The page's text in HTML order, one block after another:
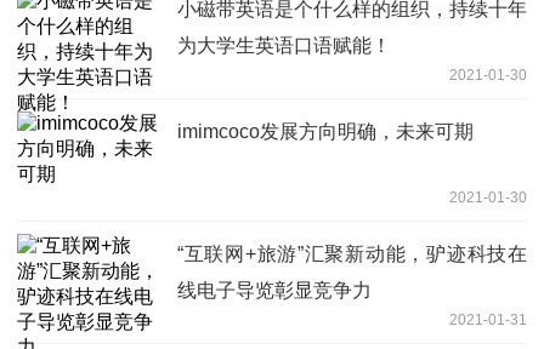
小磁带英语是个什么样的组织，持续十年
为大学生英语口语赋能！
2021-01-30
imimcoco发展方向明确，未来可期
2021-01-30
“互联网+旅游”汇聚新动能，驴迹科技在
线电子导览彰显竞争力
2021-01-31